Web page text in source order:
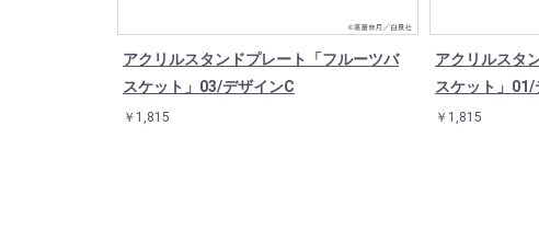
アクリルスタンドプレート「フルーツバ
スケット」03/デザインC
￥1,815
アクリルスタ
スケット」01/
￥1,815